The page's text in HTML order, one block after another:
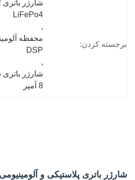
برجسته کردن:
LiFePo4
,
DSP
,
8 آمپر